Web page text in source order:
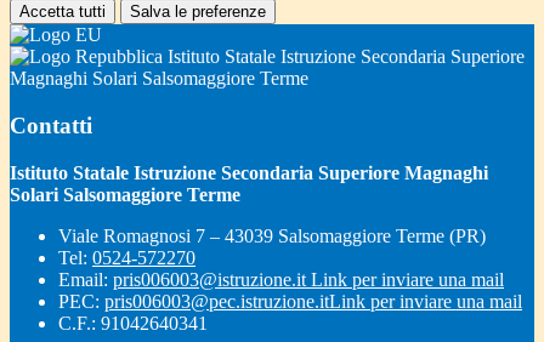
Accetta tutti Salva le preferenze
Istituto Statale Istruzione Secondaria Superiore
Magnaghi Solari Salsomaggiore Terme
Contatti
Istituto Statale Istruzione Secondaria Superiore Magnaghi
Solari Salsomaggiore Terme
Viale Romagnosi 7 – 43039 Salsomaggiore Terme (PR)
Tel: 0524-572270
Email: pris006003@istruzione.it Link per inviare una mail
PEC: pris006003@pec.istruzione.itLink per inviare una mail
C.F.: 91042640341